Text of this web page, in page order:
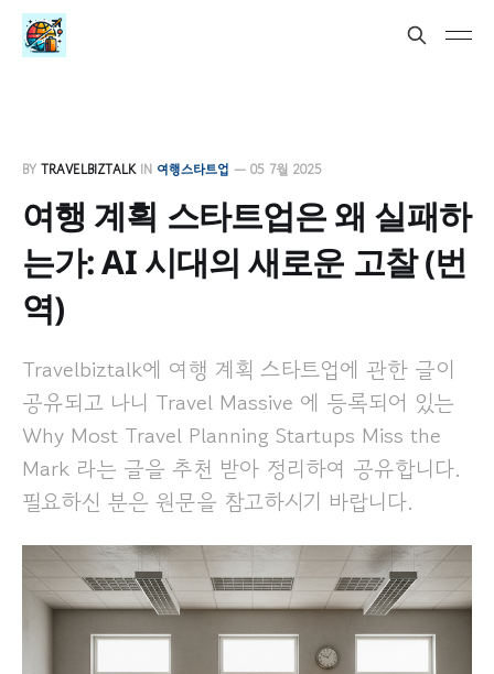
BY TRAVELBIZTALKIN 여행스타트업 — 05 7월 2025
여행 계획 스타트업은 왜 실패하
는가: AI 시대의 새로운 고찰 (번
역)
Travelbiztalk에 여행 계획 스타트업에 관한 글이
공유되고 나니 Travel Massive 에 등록되어 있는
Why Most Travel Planning Startups Miss the
Mark 라는 글을 추천 받아 정리하여 공유합니다.
필요하신 분은 원문을 참고하시기 바랍니다.